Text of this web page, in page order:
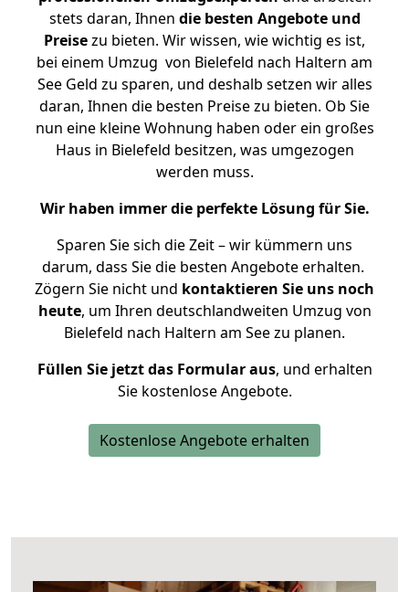
stets daran, Ihnen die besten Angebote und
Preisezu bieten. Wir wissen, wie wichtig es ist,
bei einem Umzug von Bielefeld nach Haltern am
See Geld zu sparen, und deshalb setzen wir alles
daran, Ihnen die besten Preise zu bieten. Ob Sie
nun eine kleine Wohnung haben oder ein großes
Haus in Bielefeld besitzen, was umgezogen
werden muss.
Wir haben immer die perfekte Lösung für Sie.
Sparen Sie sich die Zeit – wir kümmern uns
darum, dass Sie die besten Angebote erhalten.
Zögern Sie nicht und kontaktieren Sie uns noch
heute, um Ihren deutschlandweiten Umzug von
Bielefeld nach Haltern am See zu planen.
Füllen Sie jetzt das Formular aus, und erhalten
Sie kostenlose Angebote.
Kostenlose Angebote erhalten